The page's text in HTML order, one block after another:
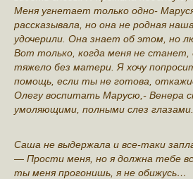
Меня угнетает только одно-
рассказывала, но она не родная
удочерили. Она знает об этом, но
Вот только, когда меня не станет,
тяжело без матери. Я хочу
помощь, если ты не готова,
Олегу воспитать Марусю,- Венера
умоляющими, полными слез глазами.
Саша не выдержала и все-таки
— Прости меня, но я должна тебе
ты меня прогонишь, я не обижусь…